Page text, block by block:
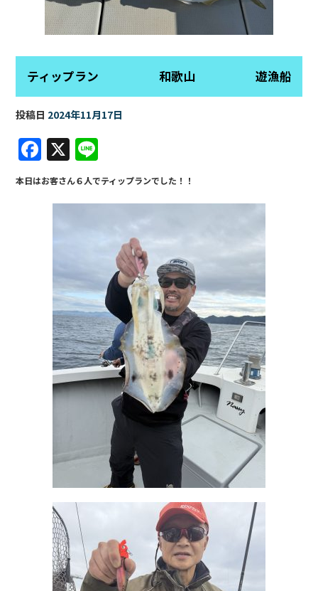
ティップラン 和歌山 遊漁船
投稿日 2024年11月17日
F
a
c
b
o
o
k
X
n
e
本日はお客さん６人でティップランでした！！